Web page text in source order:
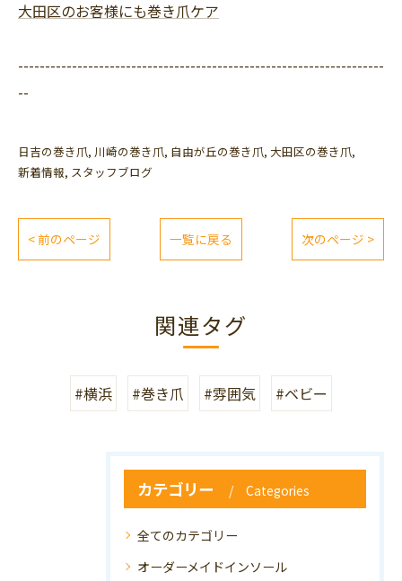
大田区のお客様にも巻き爪ケア
--------------------------------------------------------------------
--
日吉の巻き爪 川崎の巻き爪 自由が丘の巻き爪 大田区の巻き爪
新着情報 スタッフブログ
< 前のページ 一覧に戻る 次のページ >
関連タグ
#横浜 #巻き爪 #雰囲気 #ベビー
カテゴリー Categories
全てのカテゴリー
オーダーメイドインソール